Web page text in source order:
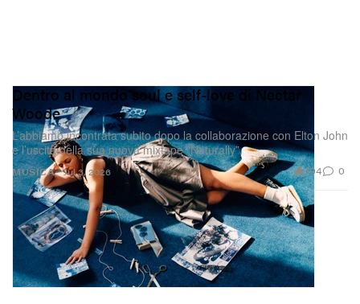
MUSICA
Dentro al mondo soul e self-love di Nectar
Woode
L’abbiamo incontrata subito dopo la collaborazione con Elton John
e l’uscita della sua nuova mixtape “Naturally”.
Jul 3, 2026 704 0